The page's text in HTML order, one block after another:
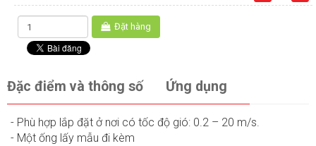
Đặt hàng
Đặc điểm và thông số Ứng dụng
- Phù hợp lắp đặt ở nơi có tốc độ gió: 0.2 – 20 m/s.
- Một ống lấy mẫu đi kèm